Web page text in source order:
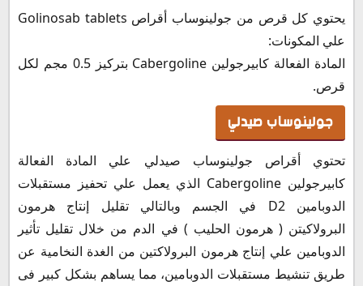
يحتوي كل قرص من جولينوساب أقراص Golinosab tablets
علي المكونات:
المادة الفعالة كابيرجولين Cabergoline بتركيز 0.5 مجم لكل
قرص.
جولينوساب صيدلي
تحتوي أقراص جولينوساب صيدلي علي المادة الفعالة
كابيرجولين Cabergoline الذي يعمل علي تحفيز مستقبلات
الدوبامين D2 في الجسم وبالتالي تقليل إنتاج هرمون
البرولاكيتن ( هرمون الحليب ) في الدم من خلال تقليل تأثير
الدوبامين علي إنتاج هرمون البرولاكتين من الغدة النخامية عن
طريق تنشيط مستقبلات الدوبامين، مما يساهم بشكل كبير فى